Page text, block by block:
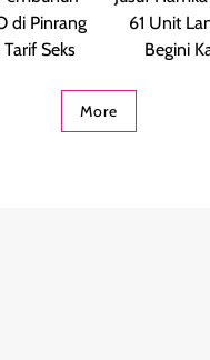
di Pinrang
Seks
61 Unit
Begini
More